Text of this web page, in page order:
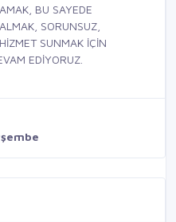
BU SAYEDE
SORUNSUZ,
SUNMAK İÇİN
EDİYORUZ.